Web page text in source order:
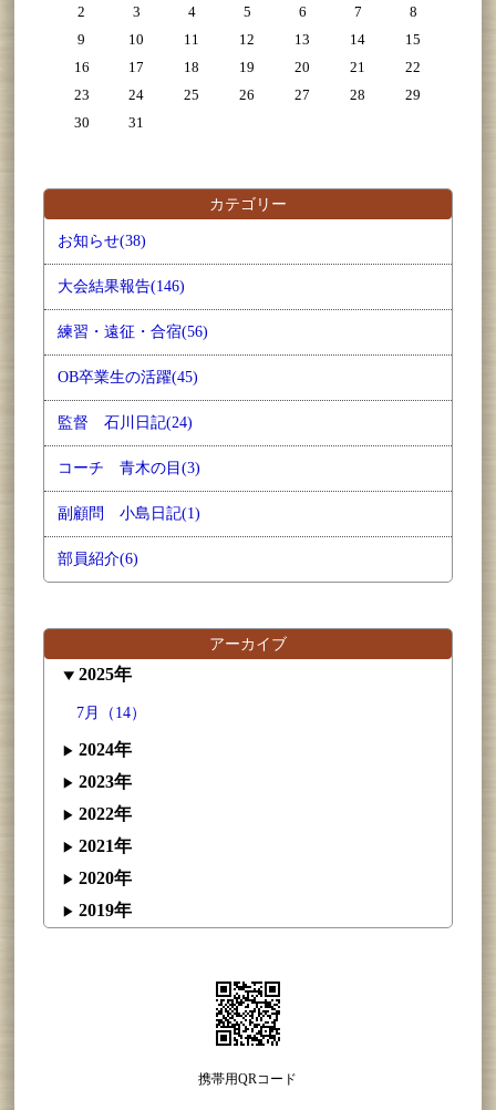
2
3 4 5 6 7
8
9
10 11 12 13 14
15
16
17 18 19 20 21
22
23
24 25 26 27 28
29
30
31
カテゴリー
お知らせ(38)
大会結果報告(146)
練習・遠征・合宿(56)
OB卒業生の活躍(45)
監督 石川日記(24)
コーチ 青木の目(3)
副顧問 小島日記(1)
部員紹介(6)
アーカイブ
2025年
7月（14）
2024年
2023年
2022年
2021年
2020年
2019年
携帯用QRコード